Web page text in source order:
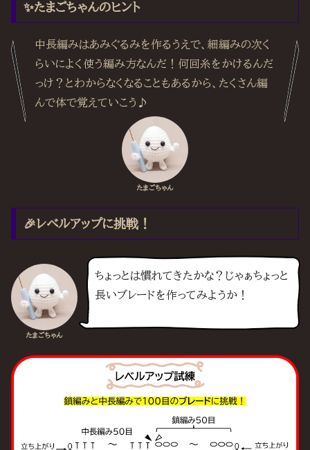
✨たまごちゃんのヒント
中長編みはあみぐるみを作るうえで、細編みの次く
らいによく使う編み方なんだ！何回糸をかけるんだ
っけ？とわからなくなることもあるから、たくさん編
んで体で覚えていこう♪
たまごちゃん
🎉レベルアップに挑戦！
たまごちゃん
ちょっとは慣れてきたかな？じゃぁちょっと
長いブレードを作ってみようか！